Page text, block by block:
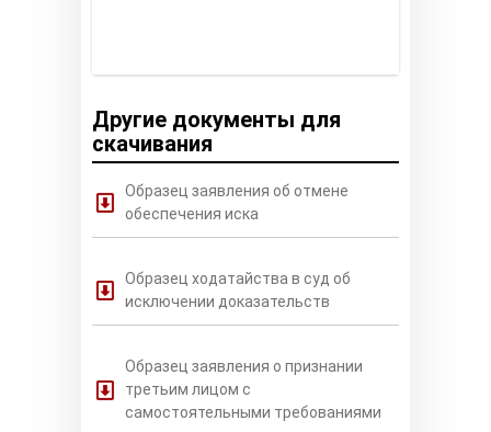
Другие документы для
скачивания
Образец заявления об отмене
обеспечения иска
Образец ходатайства в суд об
исключении доказательств
Образец заявления о признании
третьим лицом с
самостоятельными требованиями